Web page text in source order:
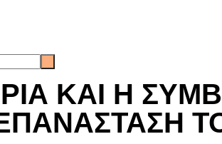
ΚΑΙ Η